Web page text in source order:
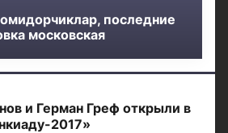
последние
московская
и Герман Греф открыли в
2017»